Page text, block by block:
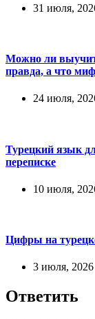
31 июля,
Можно ли
правда, а что миф
24 июля,
Турецкий язык
переписке
10 июля,
Цифры на
3 июля, 2026
Ответить